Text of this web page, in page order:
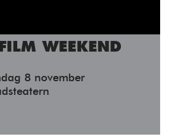
WEEKEND
8 november